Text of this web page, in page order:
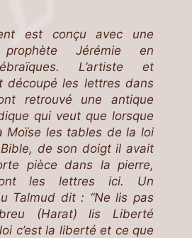
est conçu avec une
Jérémie en
L’artiste et
découpé les lettres dans
retrouvé une antique
qui veut que lorsque
Moïse les tables de la loi
de son doigt il avait
pièce dans la pierre,
les lettres ici. Un
Talmud dit : “Ne lis pas
(Harat) lis Liberté
c’est la liberté et ce que